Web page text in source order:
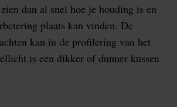
zien dan al snel hoe je houding is en
plaats kan vinden. De
kan in de profilering van het
is een dikker of dunner kussen